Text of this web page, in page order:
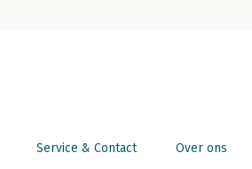
Service & Contact Over ons